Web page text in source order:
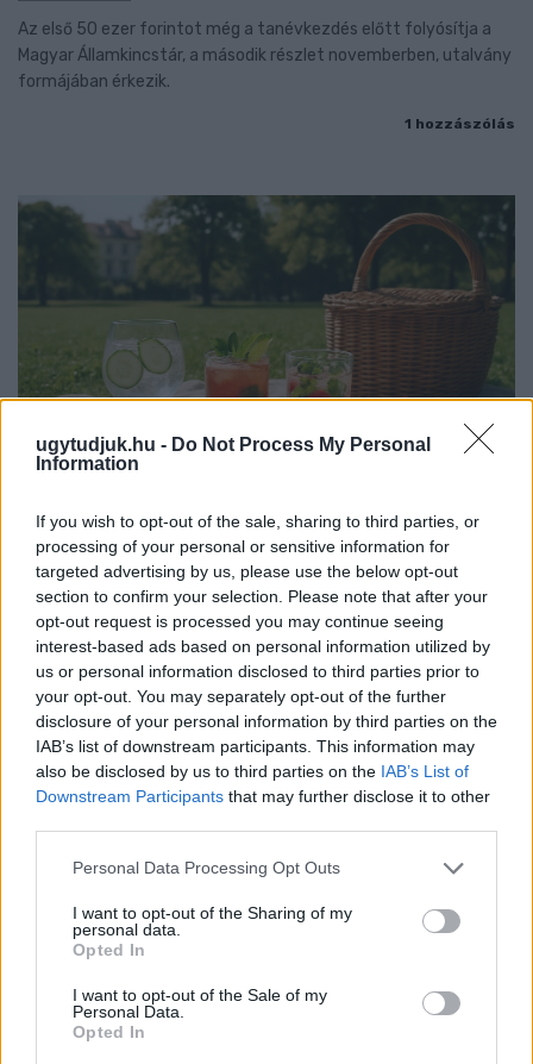
ugytudjuk.hu - Do Not Process My Personal
Information
If you wish to opt-out of the sale, sharing to third parties, or
processing of your personal or sensitive information for
targeted advertising by us, please use the below opt-out
section to confirm your selection. Please note that after your
opt-out request is processed you may continue seeing
interest-based ads based on personal information utilized by
us or personal information disclosed to third parties prior to
your opt-out. You may separately opt-out of the further
disclosure of your personal information by third parties on the
IAB’s list of downstream participants. This information may
also be disclosed by us to third parties on the IAB’s List of
Downstream Participants that may further disclose it to other
Please note that this website/app uses one or more Google
not limited to your visit or usage behaviour. You may click to
grant or deny consent to Google and its third-party tags to
use your data for below specified purposes in below Google
consent section.
Personal Data Processing Opt Outs
I want to opt-out of the Sharing of my
personal data.
Opted In
I want to opt-out of the Sale of my
Personal Data.
Opted In
Az első 50 ezer forintot még a tanévkezdés előtt folyósítja a
Magyar Államkincstár, a második részlet novemberben, utalvány
formájában érkezik.
1 hozzászólás
PIKNIK ITALOK: ÍZEK ÉS ÉLMÉNYEK A SZABADBAN
Ahogy tavaszodik és a nap egyre tovább marad velünk, sokaknak
támad kedve kirándulni a természetbe.
Szólj hozzá!